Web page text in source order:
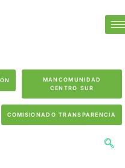
MANCOMUNIDAD
CENTRO SUR
COMISIONADO TRANSPARENCIA